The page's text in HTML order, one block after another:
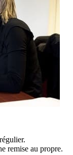
remise au propre.